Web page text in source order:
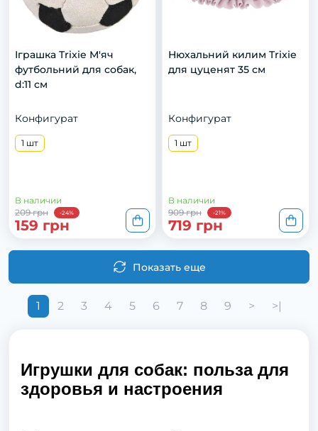
Іграшка Trixie М'яч
футбольний для собак,
d:11 см
Конфигурат
1 шт
В наличии
209 грн
-24%
159 грн
Нюхальний килим Trixie
для цуценят 35 см
Конфигурат
1 шт
В наличии
909 грн
-21%
719 грн
Показать еще
1 2 3 4 5 6 7 8 9 > >|
Игрушки для собак: польза для
здоровья и настроения